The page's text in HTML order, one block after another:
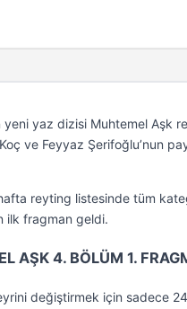
yeni yaz dizisi Muhtemel Aşk
ve Feyyaz Şerifoğlu’nun
reyting listesinde tüm
ilk fragman geldi.
AŞK 4. BÖLÜM 1.
değiştirmek için sadece